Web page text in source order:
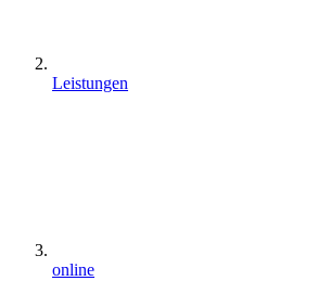
Leistungen
online